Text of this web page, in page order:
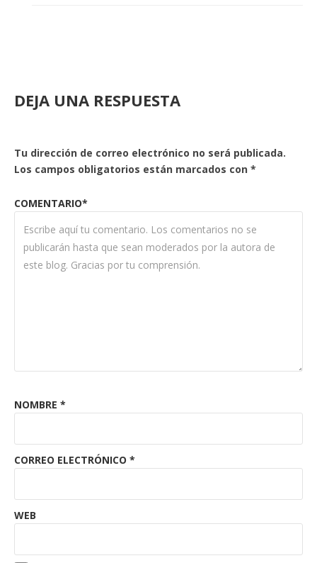
DEJA UNA RESPUESTA
Tu dirección de correo electrónico no será publicada.
Los campos obligatorios están marcados con *
COMENTARIO*
NOMBRE *
CORREO ELECTRÓNICO *
WEB